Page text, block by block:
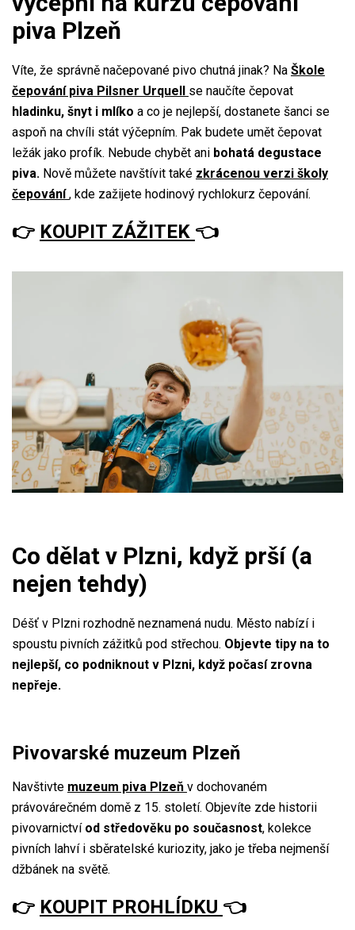
piva Plzeň
Víte, že správně načepované pivo chutná jinak? Na Škole
čepování piva Pilsner Urquell
se naučíte čepovat
hladinku, šnyt i mlíko a co je nejlepší, dostanete šanci se
aspoň na chvíli stát výčepním. Pak budete umět čepovat
ležák jako profík. Nebude chybět ani bohatá degustace
piva. Nově můžete navštívit také zkrácenou verzi školy
čepování , kde zažijete hodinový rychlokurz čepování.
👉 KOUPIT ZÁŽITEK 👈
Co dělat v Plzni, když prší (a
nejen tehdy)
Déšť v Plzni rozhodně neznamená nudu. Město nabízí i
spoustu pivních zážitků pod střechou. Objevte tipy na to
nejlepší, co podniknout v Plzni, když počasí zrovna
nepřeje.
Pivovarské muzeum Plzeň
Navštivte muzeum piva Plzeň v dochovaném
právovárečném domě z 15. století. Objevíte zde historii
pivovarnictví od středověku po současnost, kolekce
pivních lahví i sběratelské kuriozity, jako je třeba nejmenší
džbánek na světě.
👉 KOUPIT PROHLÍDKU 👈